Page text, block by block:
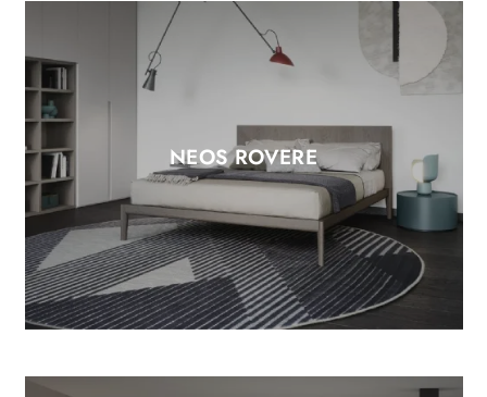
NEOS ROVERE